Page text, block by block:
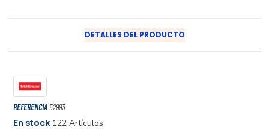
DETALLES DEL PRODUCTO
REFERENCIA 52993
En stock 122 Artículos